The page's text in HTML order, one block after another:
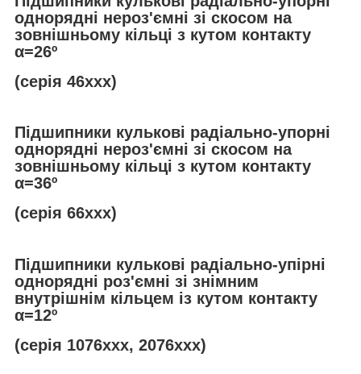
однорядні нероз'ємні зі скосом на
зовнішньому кільці з кутом контакту
α=26º
(серія 46ххх)
Підшипники кулькові радіально-упорні
однорядні нероз'ємні зі скосом на
зовнішньому кільці з кутом контакту
α=36º
(серія 66ххх)
Підшипники кулькові радіально-упірні
однорядні роз'ємні зі знімним
внутрішнім кільцем із кутом контакту
α=12º
(серія 1076ххх, 2076ххх)